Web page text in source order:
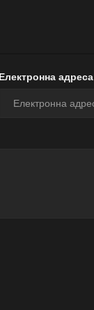
Електронна адреса